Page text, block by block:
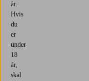
år.
Hvis
du
er
under
18
år,
skal